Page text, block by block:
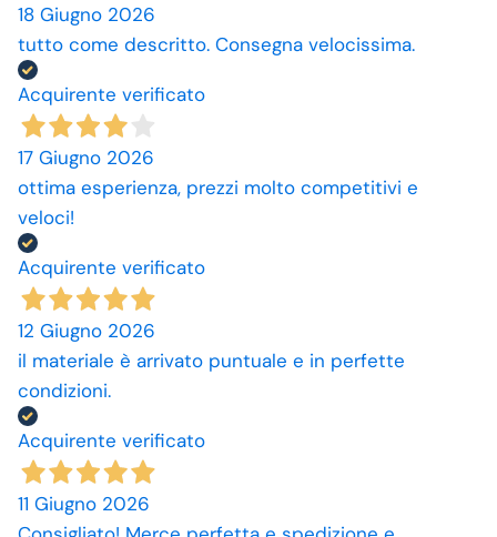
18 Giugno 2026
tutto come descritto. Consegna velocissima.
Acquirente verificato
17 Giugno 2026
ottima esperienza, prezzi molto competitivi e
veloci!
Acquirente verificato
12 Giugno 2026
il materiale è arrivato puntuale e in perfette
condizioni.
Acquirente verificato
11 Giugno 2026